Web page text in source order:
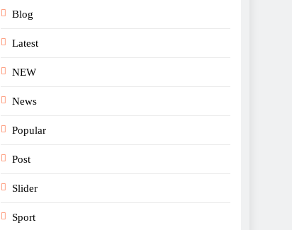
Blog
Latest
NEW
News
Popular
Post
Slider
Sport